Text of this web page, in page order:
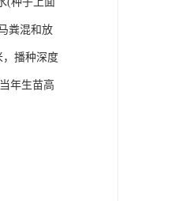
粪混和放
，播种深度
年生苗高